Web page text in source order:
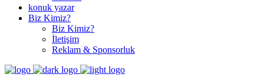
konuk yazar
Biz Kimiz?
Biz Kimiz?
İletişim
Reklam & Sponsorluk